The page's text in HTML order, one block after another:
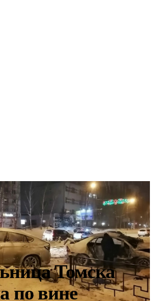
Томска
по вине